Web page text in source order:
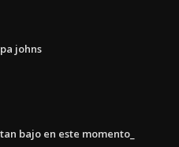
johns
bajo en este momento_